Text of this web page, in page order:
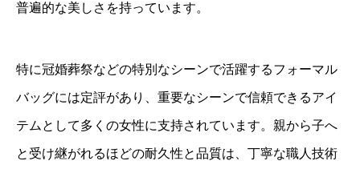
普遍的な美しさを持っています。
特に冠婚葬祭などの特別なシーンで活躍するフォーマル
バッグには定評があり、重要なシーンで信頼できるアイ
テムとして多くの女性に支持されています。親から子へ
と受け継がれるほどの耐久性と品質は、丁寧な職人技術